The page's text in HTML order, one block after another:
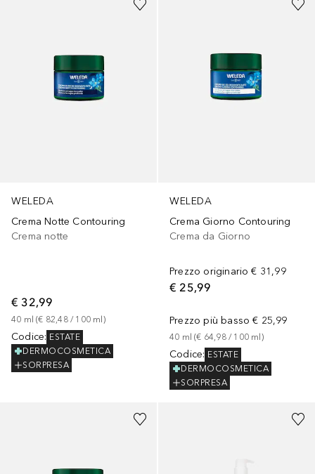
WELEDA
Crema Notte Contouring
Crema notte
€ 32,99
40 ml (€ 82,48 / 100 ml )
Codice: ESTATE
DERMOCOSMETICA
SORPRESA
WELEDA
Crema Giorno Contouring
Crema da Giorno
Prezzo originario € 31,99
€ 25,99
Prezzo più basso € 25,99
40 ml (€ 64,98 / 100 ml )
Codice: ESTATE
DERMOCOSMETICA
SORPRESA